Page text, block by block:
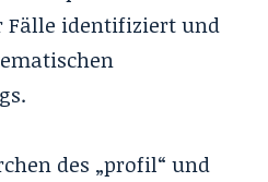
Fälle identifiziert und
des „profil“ und